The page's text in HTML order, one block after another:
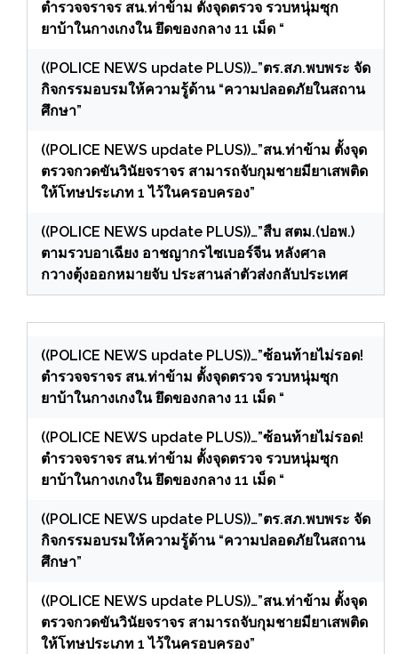
ตำรวจจราจร สน.ท่าข้าม ตั้งจุดตรวจ รวบหนุ่มซุก
ยาบ้าในกางเกงใน ยึดของกลาง 11 เม็ด “
((POLICE NEWS update PLUS))…”ตร.สภ.พบพระ จัด
กิจกรรมอบรมให้ความรู้ด้าน “ความปลอดภัยในสถาน
ศึกษา”
((POLICE NEWS update PLUS))…”สน.ท่าข้าม ตั้งจุด
ตรวจกวดขันวินัยจราจร สามารถจับกุมชายมียาเสพติด
ให้โทษประเภท 1 ไว้ในครอบครอง”
((POLICE NEWS update PLUS))…”สืบ สตม.(ปอพ.)
ตามรวบอาเฉียง อาชญากรไซเบอร์จีน หลังศาล
กวางตุ้งออกหมายจับ ประสานล่าตัวส่งกลับประเทศ
((POLICE NEWS update PLUS))…”ซ้อนท้ายไม่รอด!
ตำรวจจราจร สน.ท่าข้าม ตั้งจุดตรวจ รวบหนุ่มซุก
ยาบ้าในกางเกงใน ยึดของกลาง 11 เม็ด “
((POLICE NEWS update PLUS))…”ซ้อนท้ายไม่รอด!
ตำรวจจราจร สน.ท่าข้าม ตั้งจุดตรวจ รวบหนุ่มซุก
ยาบ้าในกางเกงใน ยึดของกลาง 11 เม็ด “
((POLICE NEWS update PLUS))…”ตร.สภ.พบพระ จัด
กิจกรรมอบรมให้ความรู้ด้าน “ความปลอดภัยในสถาน
ศึกษา”
((POLICE NEWS update PLUS))…”สน.ท่าข้าม ตั้งจุด
ตรวจกวดขันวินัยจราจร สามารถจับกุมชายมียาเสพติด
ให้โทษประเภท 1 ไว้ในครอบครอง”